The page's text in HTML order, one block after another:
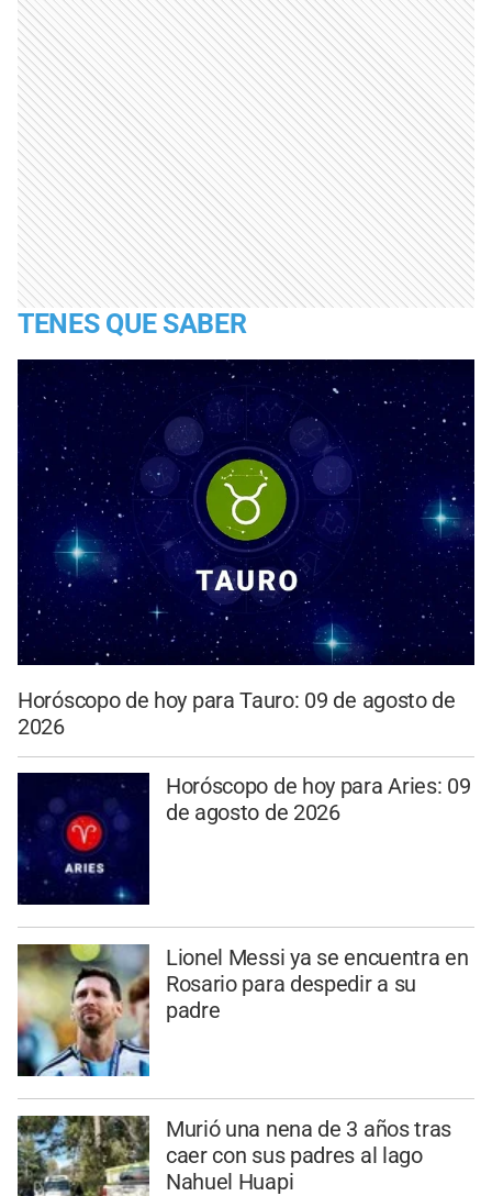
TENES QUE SABER
Horóscopo de hoy para Tauro: 09 de agosto de
2026
Horóscopo de hoy para Aries: 09
de agosto de 2026
Lionel Messi ya se encuentra en
Rosario para despedir a su
padre
Murió una nena de 3 años tras
caer con sus padres al lago
Nahuel Huapi